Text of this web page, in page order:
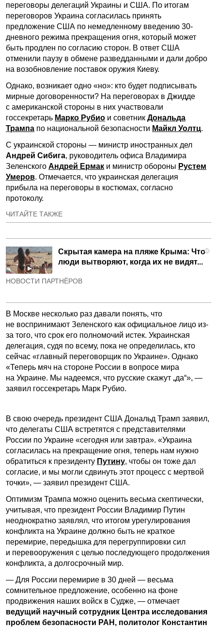
переговоры делегаций Украины и США. По итогам
переговоров Украина согласилась принять
предложение США по немедленному введению 30-
дневного режима прекращения огня, который может
быть продлен по согласию сторон. В ответ США
отменили паузу в обмене разведданными и дали добро
на возобновление поставок оружия Киеву.
Однако, возникает одно «но»: кто будет подписывать
мирные договоренности? На переговорах в Джидде
с американской стороны в них участвовали
госсекретарь Марко Рубио и советник Дональда
Трампа по национальной безопасности Майкл Уолтц.
С украинской стороны — министр иностранных дел
Андрей Сибига, руководитель офиса Владимира
Зеленского Андрей Ермак и министр обороны Рустем
Умеров. Отмечается, что украинская делегация
прибыла на переговоры в костюмах, согласно
протоколу.
ЧИТАЙТЕ ТАКЖЕ
i
Скрытая камера на пляже Крыма: Что
люди вытворяют, когда их не видят...
НОВОСТИ ПАРТНЁРОВ
В Москве несколько раз давали понять, что
не воспринимают Зеленского как официальное лицо из-
за того, что срок его полномочий истек. Украинская
делегация, судя по всему, пока не определилась, кто
сейчас «главный переговорщик по Украине». Однако
«Теперь мяч на стороне России в вопросе мира
на Украине. Мы надеемся, что русские скажут „да“», —
заявил госсекретарь Марк Рубио.
В свою очередь президент США Дональд Трамп заявил,
что делегаты США встретятся с представителями
России по Украине «сегодня или завтра». «Украина
согласилась на прекращение огня, теперь нам нужно
обратиться к президенту Путину, чтобы он тоже дал
согласие, и мы могли сдвинуть этот процесс с мертвой
точки», — заявил президент США.
Оптимизм Трампа можно оценить весьма скептически,
учитывая, что президент России Владимир Путин
неоднократно заявлял, что итогом урегулирования
конфликта на Украине должно быть не краткое
перемирие, передышка для перегруппировки сил
и перевооружения с целью последующего продолжения
конфликта, а долгосрочный мир.
— Для России перемирие в 30 дней — весьма
сомнительное предложение, особенно на фоне
продвижения наших войск в Судже, — отмечает
ведущий научный сотрудник Центра исследования
проблем безопасности РАН, политолог Константин